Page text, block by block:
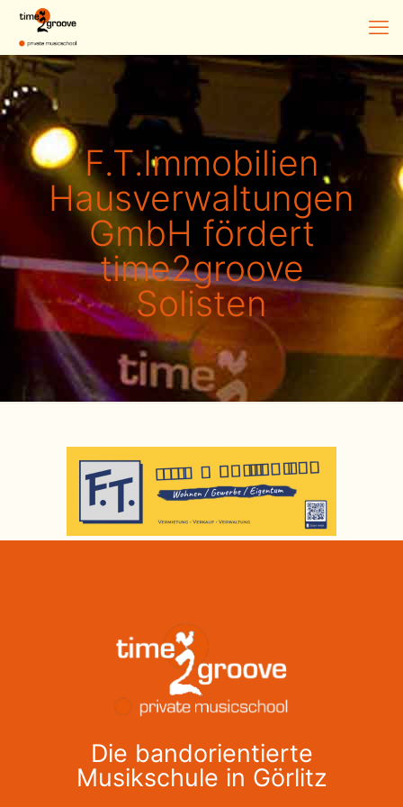
F.T.Immobilien
Hausverwaltungen
GmbH fördert
time2groove
Solisten
Die bandorientierte
Musikschule in Görlitz